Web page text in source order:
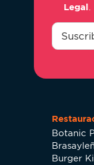
Legal
Botanic
Burger